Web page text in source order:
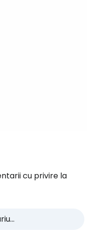
cu privire la